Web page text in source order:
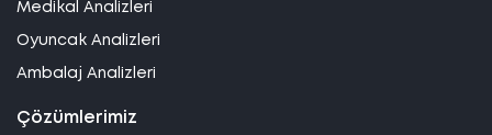
Medikal Analizleri
Oyuncak Analizleri
Ambalaj Analizleri
Çözümlerimiz